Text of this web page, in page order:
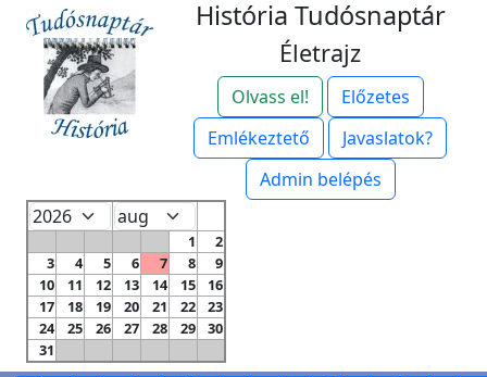
História Tudósnaptár
Életrajz
Olvass el!
Előzetes
Emlékeztető
Javaslatok?
Admin belépés
1
2
3
4 5 6 7 8
9
10
11 12 13 14 15
16
17
18 19 20 21 22
23
24
25 26 27 28 29
30
31